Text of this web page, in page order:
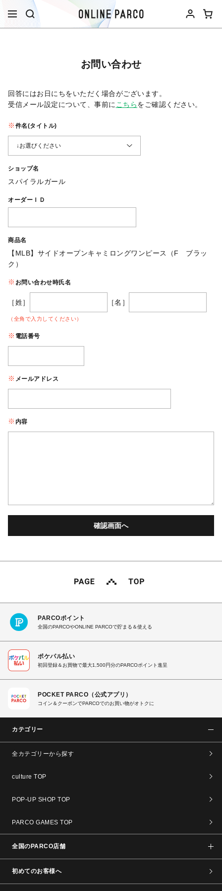
お問い合わせ
回答にはお日にちをいただく場合がございます。
受信メール設定について、事前に こちらをご確認ください。​
件名(タイトル)
ショップ名
スパイラルガール
オーダーＩＤ
商品名
【MLB】サイドオープンキャミロングワンピース（F ブラッ
ク）
お問い合わせ時氏名
［姓］ ［名］
（全角で入力してください）
電話番号
メールアドレス
内容
PARCOポイント
全国のPARCOやONLINE PARCOで貯まる＆使える
ポケパル払い
初回登録＆お買物で最大1,500円分のPARCOポイント進呈
POCKET PARCO（公式アプリ）
コイン＆クーポンでPARCOでのお買い物がオトクに
カテゴリー
全カテゴリーから探す
culture TOP
POP-UP SHOP TOP
PARCO GAMES TOP
全国のPARCO店舗
初めてのお客様へ